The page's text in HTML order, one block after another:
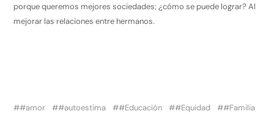
porque queremos mejores sociedades; ¿cómo se puede lograr? Al
mejorar las relaciones entre hermanos.
#amor #autoestima #Educación #Equidad
#Familia